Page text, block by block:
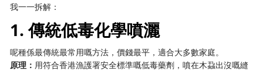
我一一拆解：
1. 傳統低毒化學噴灑
呢種係最傳統最常用嘅方法，價錢最平，適合大多數家庭。
原理： 用符合香港漁護署安全標準嘅低毒藥劑，噴在木蝨出沒嘅縫